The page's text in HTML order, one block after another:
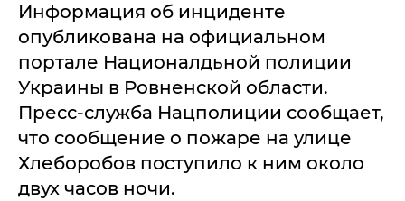
Информация об инциденте
опубликована на официальном
портале Националдьной полиции
Украины в Ровненской области.
Пресс-служба Нацполиции сообщает,
что сообщение о пожаре на улице
Хлеборобов поступило к ним около
двух часов ночи.